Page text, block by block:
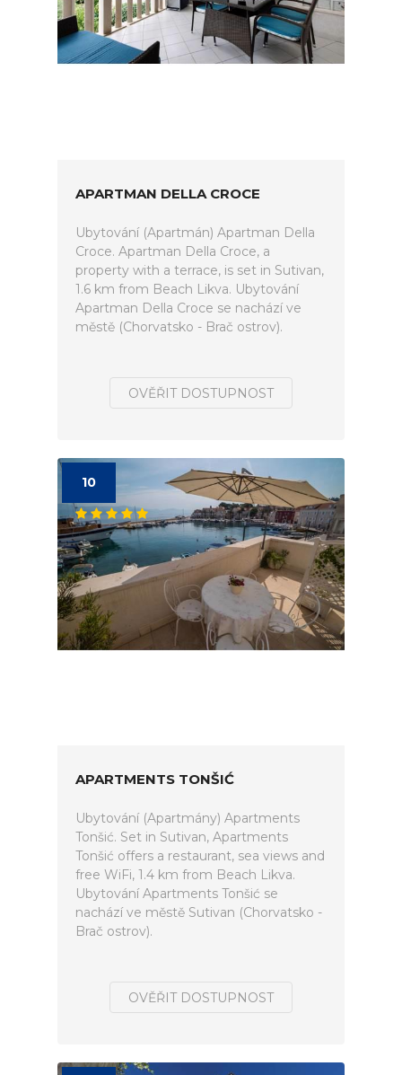
APARTMAN DELLA CROCE
Ubytování (Apartmán) Apartman Della
Croce. Apartman Della Croce, a
property with a terrace, is set in Sutivan,
1.6 km from Beach Likva. Ubytování
Apartman Della Croce se nachází ve
městě (Chorvatsko - Brač ostrov).
OVĚŘIT DOSTUPNOST
10
APARTMENTS TONŠIĆ
Ubytování (Apartmány) Apartments
Tonšić. Set in Sutivan, Apartments
Tonšić offers a restaurant, sea views and
free WiFi, 1.4 km from Beach Likva.
Ubytování Apartments Tonšić se
nachází ve městě Sutivan (Chorvatsko -
Brač ostrov).
OVĚŘIT DOSTUPNOST